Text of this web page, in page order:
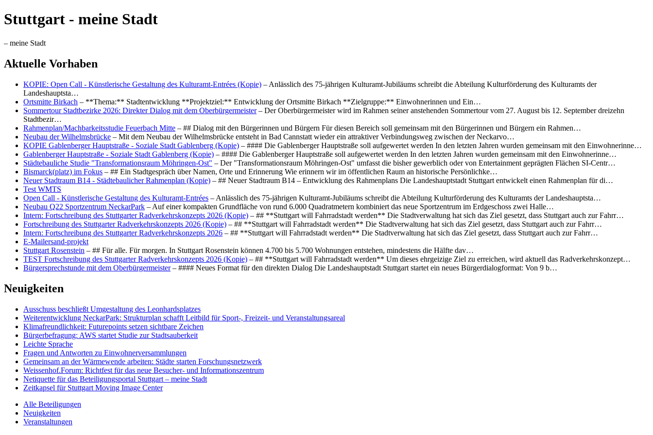
Stuttgart - meine Stadt
– meine Stadt
Aktuelle Vorhaben
KOPIE: Open Call - Künstlerische Gestaltung des Kulturamt-Entrées (Kopie) – Anlässlich des 75-jährigen Kulturamt-Jubiläums schreibt die Abteilung Kulturförderung des Kulturamts der
Landeshauptsta…
Ortsmitte Birkach – **Thema:** Stadtentwicklung **Projektziel:** Entwicklung der Ortsmitte Birkach **Zielgruppe:** Einwohnerinnen und Ein…
Sommertour Stadtbezirke 2026: Direkter Dialog mit dem Oberbürgermeister– Der Oberbürgermeister wird im Rahmen seiner anstehenden Sommertour vom 27. August bis 12. September dreizehn
Stadtbezir…
Rahmenplan/Machbarkeitsstudie Feuerbach Mitte – ## Dialog mit den Bürgerinnen und Bürgern Für diesen Bereich soll gemeinsam mit den Bürgerinnen und Bürgern ein Rahmen…
Neubau der Wilhelmsbrücke – Mit dem Neubau der Wilhelmsbrücke entsteht in Bad Cannstatt wieder ein attraktiver Verbindungsweg zwischen der Neckarvo…
KOPIE Gablenberger Hauptstraße - Soziale Stadt Gablenberg (Kopie) – #### Die Gablenberger Hauptstraße soll aufgewertet werden In den letzten Jahren wurden gemeinsam mit den Einwohnerinne…
Gablenberger Hauptstraße - Soziale Stadt Gablenberg (Kopie) – #### Die Gablenberger Hauptstraße soll aufgewertet werden In den letzten Jahren wurden gemeinsam mit den Einwohnerinne…
Städtebauliche Studie "Transformationsraum Möhringen-Ost" – Der "Transformationsraum Möhringen-Ost" umfasst die bisher gewerblich oder von Entertainment geprägten Flächen SI-Centr…
Bismarck(platz) im Fokus – ## Ein Stadtgespräch über Namen, Orte und Erinnerung Wie erinnern wir im öffentlichen Raum an historische Persönlichke…
Neuer Stadtraum B14 - Städtebaulicher Rahmenplan (Kopie) – ## Neuer Stadtraum B14 – Entwicklung des Rahmenplans Die Landeshauptstadt Stuttgart entwickelt einen Rahmenplan für di…
Test WMTS
Open Call - Künstlerische Gestaltung des Kulturamt-Entrées – Anlässlich des 75-jährigen Kulturamt-Jubiläums schreibt die Abteilung Kulturförderung des Kulturamts der Landeshauptsta…
Neubau Q22 Sportzentrum NeckarPark – Auf einer kompakten Grundfläche von rund 6.000 Quadratmetern kombiniert das neue Sportzentrum im Erdgeschoss zwei Halle…
Intern: Fortschreibung des Stuttgarter Radverkehrskonzepts 2026 (Kopie) – ## **Stuttgart will Fahrradstadt werden** Die Stadtverwaltung hat sich das Ziel gesetzt, dass Stuttgart auch zur Fahrr…
Fortschreibung des Stuttgarter Radverkehrskonzepts 2026 (Kopie) – ## **Stuttgart will Fahrradstadt werden** Die Stadtverwaltung hat sich das Ziel gesetzt, dass Stuttgart auch zur Fahrr…
Intern: Fortschreibung des Stuttgarter Radverkehrskonzepts 2026 – ## **Stuttgart will Fahrradstadt werden** Die Stadtverwaltung hat sich das Ziel gesetzt, dass Stuttgart auch zur Fahrr…
E-Mailersand-projekt
Stuttgart Rosenstein – ## Für alle. Für morgen. In Stuttgart Rosenstein können 4.700 bis 5.700 Wohnungen entstehen, mindestens die Hälfte dav…
TEST Fortschreibung des Stuttgarter Radverkehrskonzepts 2026 (Kopie) – ## **Stuttgart will Fahrradstadt werden** Um dieses ehrgeizige Ziel zu erreichen, wird aktuell das Radverkehrskonzept…
Bürgersprechstunde mit dem Oberbürgermeister– #### Neues Format für den direkten Dialog Die Landeshauptstadt Stuttgart startet ein neues Bürgerdialogformat: Von 9 b…
Neuigkeiten
Ausschuss beschließt Umgestaltung des Leonhards­platzes
Weiterentwicklung NeckarPark: Strukturplan schafft Leitbild für Sport-, Freizeit- und Veranstaltungsareal
Klimafreundlichkeit: Futurepoints setzen sichtbare Zeichen
Bürgerbefragung: AWS startet Studie zur Stadtsauberkeit
Leichte Sprache
Fragen und Antworten zu Einwohnerversammlungen
Gemeinsam an der Wärmewende arbeiten: Städte starten Forschungsnetzwerk
Weissenhof.Forum: Richtfest für das neue Besucher- und Informationszentrum
Netiquette für das Beteiligungsportal Stuttgart – meine Stadt
Zeitkapsel für Stuttgart Moving Image Center
Alle Beteiligungen
Neuigkeiten
Veranstaltungen